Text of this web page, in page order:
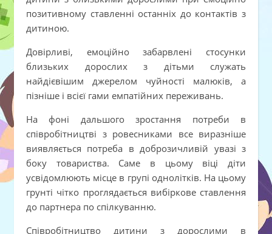
позитивному ставленні останніх до контактів з
дитиною.
Довірливі, емоційно забарвлені стосунки
близьких дорослих з дітьми служать
найдієвішим джерелом чуйності малюків, а
пізніше і всієї гами емпатійних переживань.
На фоні дальшого зростання потреби в
співробітництві з ровесниками все виразніше
виявляється потреба в доброзичливій увазі з
боку товариства. Саме в цьому віці діти
усвідомлюють місце в групі однолітків. На цьому
грунті чітко проглядається вибіркове ставлення
до партнера по спілкуванню.
Співробітництво дитини з дорослими в